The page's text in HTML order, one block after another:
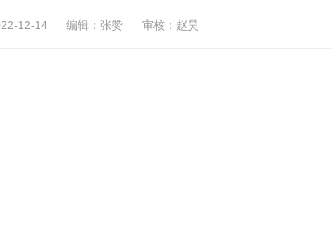
12-14 编辑：张赞 审核：赵昊